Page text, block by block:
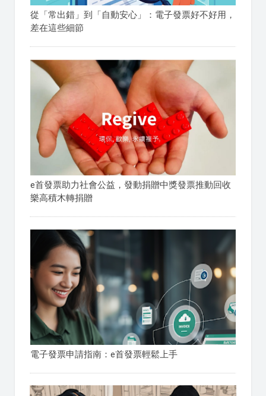
從「常出錯」到「自動安心」：電子發票好不好用，
差在這些細節
e首發票助力社會公益，發動捐贈中獎發票推動回收
樂高積木轉捐贈
電子發票申請指南：e首發票輕鬆上手